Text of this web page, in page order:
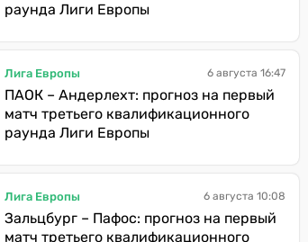
раунда Лиги Европы
Лига Европы 6 августа 16:47
ПАОК – Андерлехт: прогноз на первый
матч третьего квалификационного
раунда Лиги Европы
Лига Европы 6 августа 10:08
Зальцбург – Пафос: прогноз на первый
матч третьего квалификационного